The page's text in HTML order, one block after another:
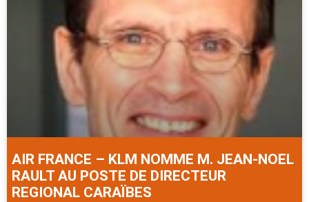
AIR FRANCE – KLM NOMME M. JEAN-NOEL
RAULT AU POSTE DE DIRECTEUR
REGIONAL CARAÏBES